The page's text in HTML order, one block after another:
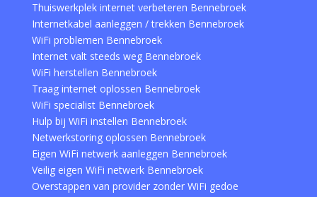
Thuiswerkplek internet verbeteren Bennebroek
Internetkabel aanleggen / trekken Bennebroek
WiFi problemen Bennebroek
Internet valt steeds weg Bennebroek
WiFi herstellen Bennebroek
Traag internet oplossen Bennebroek
WiFi specialist Bennebroek
Hulp bij WiFi instellen Bennebroek
Netwerkstoring oplossen Bennebroek
Eigen WiFi netwerk aanleggen Bennebroek
Veilig eigen WiFi netwerk Bennebroek
Overstappen van provider zonder WiFi gedoe